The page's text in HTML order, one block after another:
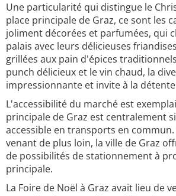
Une particularité qui distingue le
place principale de Graz, ce sont les
joliment décorées et parfumées, qui
palais avec leurs délicieuses
grillées aux pain d'épices
punch délicieux et le vin chaud, la
impressionnante et invite à la
L'accessibilité du marché est
principale de Graz est centralement
accessible en transports en
venant de plus loin, la ville de Graz
de possibilités de stationnement à
principale.
La Foire de Noël à Graz avait lieu de